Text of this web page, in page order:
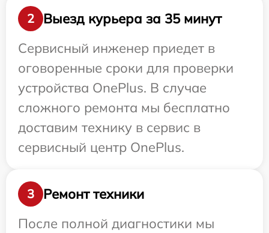
2
Выезд курьера за 35 минут
Сервисный инженер приедет в
оговоренные сроки для проверки
устройства OnePlus. В случае
сложного ремонта мы бесплатно
доставим технику в сервис в
сервисный центр OnePlus.
3
Ремонт техники
После полной диагностики мы